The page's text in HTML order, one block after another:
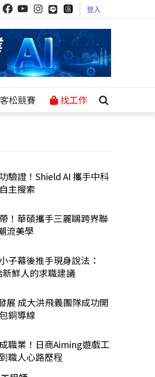
登入
松競賽 找工作
驗證！Shield AI 攜手中科
主搜索
！華碩攜手三麗鷗跨界聯
流美學
子幕後推手現身說法：
新鮮人的求職建議
展 成大洪飛義團隊成功開
銅導線
職業！日商Aiming遊戲工
職人心路歷程